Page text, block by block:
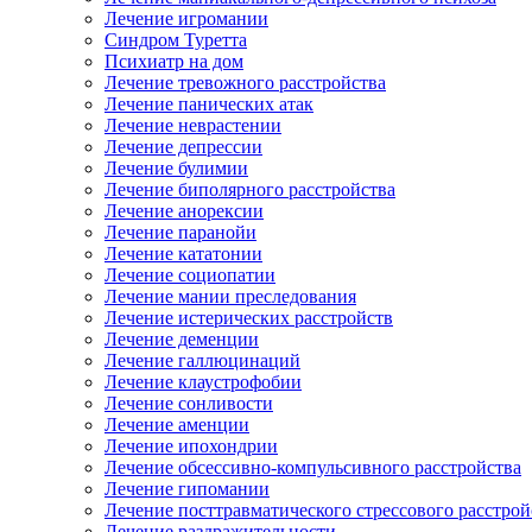
Лечение игромании
Синдром Туретта
Психиатр на дом
Лечение тревожного расстройства
Лечение панических атак
Лечение неврастении
Лечение депрессии
Лечение булимии
Лечение биполярного расстройства
Лечение анорексии
Лечение паранойи
Лечение кататонии
Лечение социопатии
Лечение мании преследования
Лечение истерических расстройств
Лечение деменции
Лечение галлюцинаций
Лечение клаустрофобии
Лечение сонливости
Лечение аменции
Лечение ипохондрии
Лечение обсессивно-компульсивного расстройства
Лечение гипомании
Лечение посттравматического стрессового